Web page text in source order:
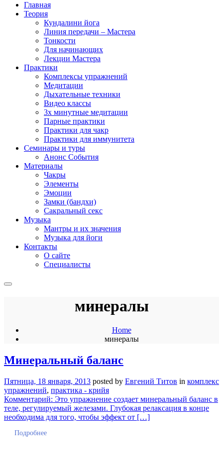
Главная
Теория
Кундалини йога
Линия передачи – Мастера
Тонкости
Для начинающих
Лекции Мастера
Практики
Комплексы упражнений
Медитации
Дыхательные техники
Видео классы
3х минутные медитации
Парные практики
Практики для чакр
Практики для иммунитета
Семинары и туры
Анонс События
Материалы
Чакры
Элементы
Эмоции
Замки (бандхи)
Сакральный секс
Музыка
Мантры и их значения
Музыка для йоги
Контакты
О сайте
Специалисты
минералы
Home
минералы
Минеральный баланс
Пятница, 18 января, 2013 posted by Евгений Титов in комплекс
упражнений, практика - крийя
Комментарий: Это упражнение создает минеральный баланс в
теле, регулируемый железами. Глубокая релаксация в конце
необходима для того, чтобы эффект от […]
Подробнее